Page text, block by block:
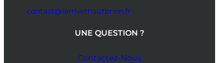
contact@larrivethautbrion.fr
UNE QUESTION ?
Contactez-Nous